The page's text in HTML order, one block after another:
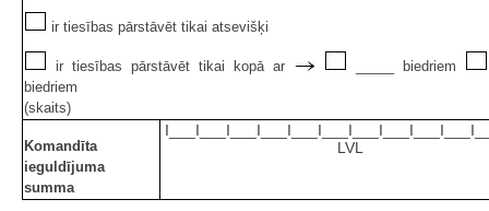
ir tiesības pārstāvēt tikai atsevišķi
ir tiesības pārstāvēt tikai kopā ar _____ biedriem
biedriem
(skaits)
Komandīta
ieguldījuma
summa
LVL